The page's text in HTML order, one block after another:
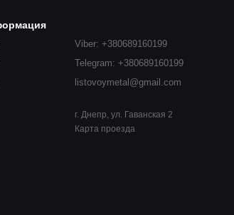
Viber: +380689160199
Telegram: +380689160199
listovoymetal@gmail.com
г. Днепр, ул. Гаванская 2
Карта проезда